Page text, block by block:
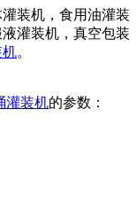
灌装机，食用油灌装
灌装机，真空包装
机。
灌装机的参数：